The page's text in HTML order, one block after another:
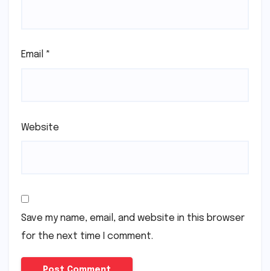
Email *
Website
Save my name, email, and website in this browser
for the next time I comment.